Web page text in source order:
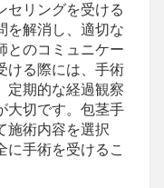
セリングを受ける
を解消し、適切な
とのコミュニケー
ける際には、手術
定期的な経過観察
大切です。包茎手
施術内容を選択
に手術を受けるこ